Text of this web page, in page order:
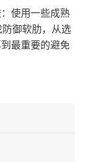
使用一些成熟
御软肋，从选
最重要的避免